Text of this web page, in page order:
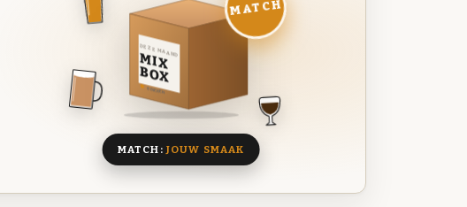
DEZE MAAND
MIX
BOX
8 BIEREN
MATCH
MATCH: JOUW SMAAK